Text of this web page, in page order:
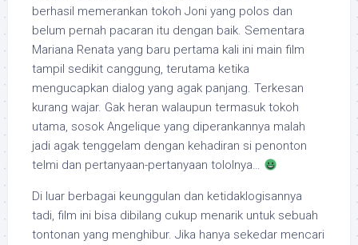
berhasil memerankan tokoh Joni yang polos dan
belum pernah pacaran itu dengan baik. Sementara
Mariana Renata yang baru pertama kali ini main film
tampil sedikit canggung, terutama ketika
mengucapkan dialog yang agak panjang. Terkesan
kurang wajar. Gak heran walaupun termasuk tokoh
utama, sosok Angelique yang diperankannya malah
jadi agak tenggelam dengan kehadiran si penonton
telmi dan pertanyaan-pertanyaan tololnya…
Di luar berbagai keunggulan dan ketidaklogisannya
tadi, film ini bisa dibilang cukup menarik untuk sebuah
tontonan yang menghibur. Jika hanya sekedar mencari